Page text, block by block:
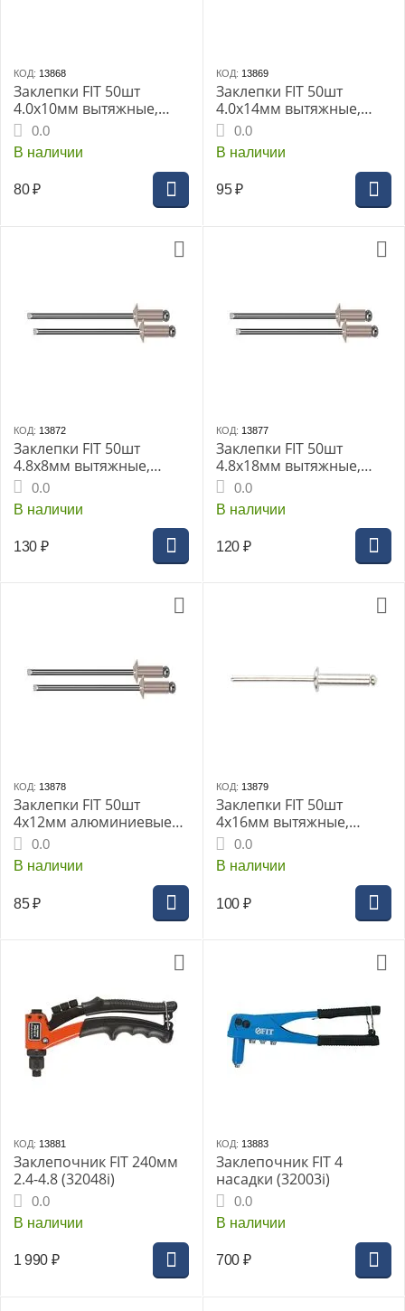
КОД: 13868
Заклепки FIT 50шт
4.0х10мм вытяжные,
алюминиевые (MU)
(23740дi)
0.0
В наличии
80 ₽
КОД: 13869
Заклепки FIT 50шт
4.0х14мм вытяжные,
алюминиевые (MU)
(23744дi)
0.0
В наличии
95 ₽
КОД: 13872
Заклепки FIT 50шт
4.8x8мм вытяжные,
алюминиевые (MU)
(23758дi)
0.0
В наличии
130 ₽
КОД: 13877
Заклепки FIT 50шт
4.8х18мм вытяжные,
алюминиевые (MU)
(23768дi)
0.0
В наличии
120 ₽
КОД: 13878
Заклепки FIT 50шт
4x12мм алюминиевые
(MU) (23742дi)
0.0
В наличии
85 ₽
КОД: 13879
Заклепки FIT 50шт
4x16мм вытяжные,
алюминевые (MU)
(23746дi)
0.0
В наличии
100 ₽
КОД: 13881
Заклепочник FIT 240мм
2.4-4.8 (32048i)
0.0
В наличии
1 990 ₽
КОД: 13883
Заклепочник FIT 4
насадки (32003i)
0.0
В наличии
700 ₽